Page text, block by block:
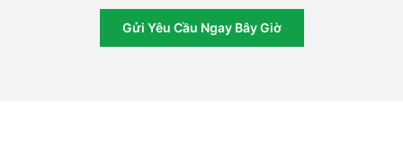
Gửi Yêu Cầu Ngay Bây Giờ